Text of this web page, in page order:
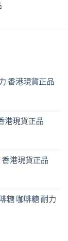
香港現貨正品
港現貨正品
港現貨正品
糖 咖啡糖 耐力